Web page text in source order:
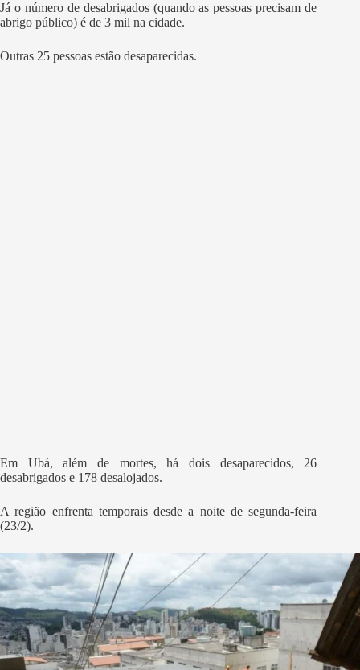
Já o número de desabrigados (quando as pessoas precisam de
abrigo público) é de 3 mil na cidade.
Outras 25 pessoas estão desaparecidas.
Em Ubá, além de mortes, há dois desaparecidos, 26
desabrigados e 178 desalojados.
A região enfrenta temporais desde a noite de segunda-feira
(23/2).